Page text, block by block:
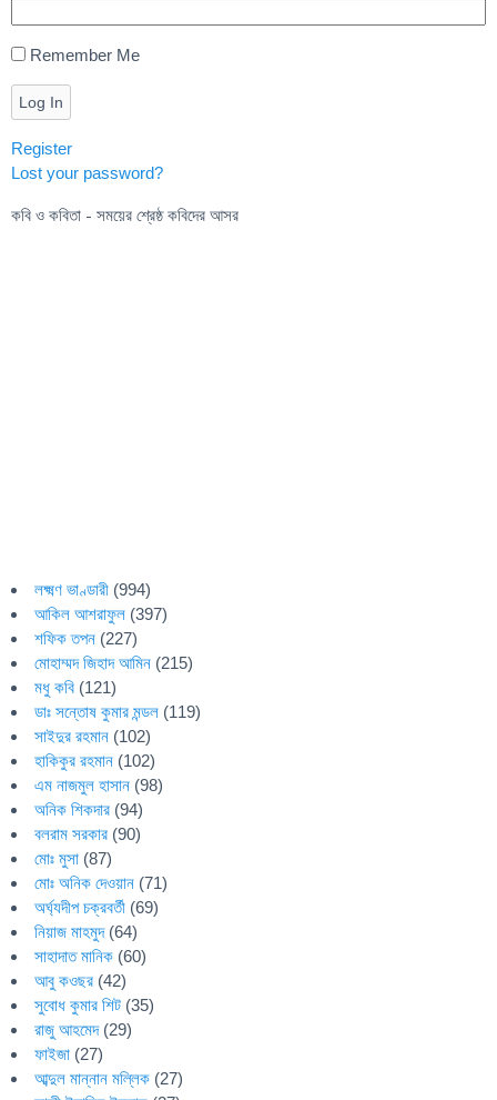
Remember Me
Log In
Register
Lost your password?
কবি ও কবিতা - সময়ের শ্রেষ্ঠ কবিদের আসর
লক্ষ্মণ ভাণ্ডারী (994)
আকিল আশরাফুল (397)
শফিক তপন (227)
মোহাম্মদ জিহাদ আমিন (215)
মধু কবি (121)
ডাঃ সন্তোষ কুমার মন্ডল (119)
সাইদুর রহমান (102)
হাকিকুর রহমান (102)
এম নাজমুল হাসান (98)
অনিক শিকদার (94)
বলরাম সরকার (90)
মোঃ মুসা (87)
মোঃ অনিক দেওয়ান (71)
অর্ঘ্যদীপ চক্রবর্তী (69)
নিয়াজ মাহমুদ(64)
সাহাদাত মানিক (60)
আবু কওছর (42)
সুবোধ কুমার শিট (35)
রাজু আহমেদ(29)
ফাইজা (27)
আব্দুল মান্নান মল্লিক (27)